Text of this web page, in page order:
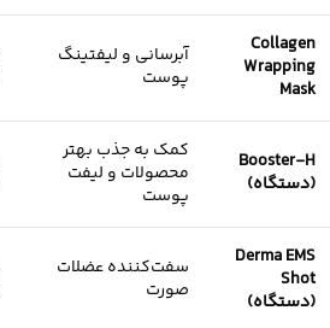
Collagen
Wrapping
Mask
آبرسانی و لیفتینگ
پوست
Booster-H
(دستگاه)
کمک به جذب بهتر
محصولات و لیفت
پوست
Derma EMS
Shot
(دستگاه)
سفت‌کننده عضلات
صورت